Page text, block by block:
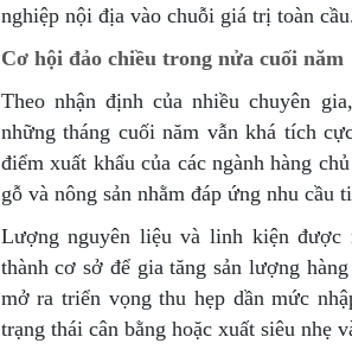
nghiệp nội địa vào chuỗi giá trị toàn
Cơ hội đảo chiều trong nửa cuối năm
Theo nhận định của nhiều chuyên
những tháng cuối năm vẫn khá tích
điểm xuất khẩu của các ngành hàng
gỗ và nông sản nhằm đáp ứng nhu
Lượng nguyên liệu và linh kiện được
thành cơ sở để gia tăng sản lượng
mở ra triển vọng thu hẹp dần mức
trạng thái cân bằng hoặc xuất siêu nhẹ